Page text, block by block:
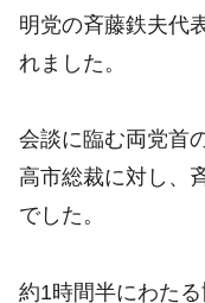
明党の斉藤鉄夫代
れました。
会談に臨む両党首
高市総裁に対し、
でした。
約1時間半にわた